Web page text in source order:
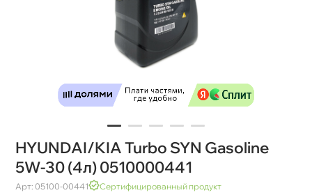
HYUNDAI/KIA Turbo SYN Gasoline
5W-30 (4л) 0510000441
Арт: 05100-00441 Сертифицированный продукт